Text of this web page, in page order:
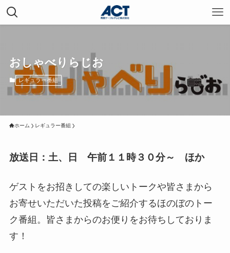
おしゃべりらじお
レギュラー番組
ホーム レギュラー番組
放送日：土、日 午前１１時３０分～ ほか
ゲストをお招きしての楽しいトークや皆さまから
お寄せいただいた投稿をご紹介するほのぼのトー
ク番組。皆さまからのお便りをお待ちしておりま
す！